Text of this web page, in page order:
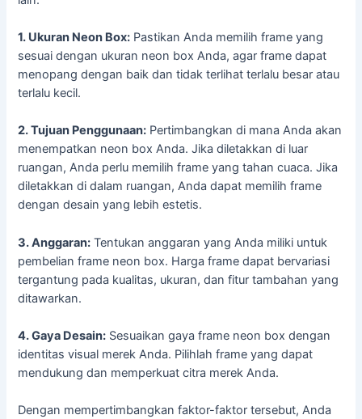
1. Ukuran Neon Box: Pastikan Anda memilih frame yang
sesuai dengan ukuran neon box Anda, agar frame dapat
menopang dengan baik dan tidak terlihat terlalu besar atau
terlalu kecil.
2. Tujuan Penggunaan: Pertimbangkan di mana Anda akan
menempatkan neon box Anda. Jika diletakkan di luar
ruangan, Anda perlu memilih frame yang tahan cuaca. Jika
diletakkan di dalam ruangan, Anda dapat memilih frame
dengan desain yang lebih estetis.
3. Anggaran: Tentukan anggaran yang Anda miliki untuk
pembelian frame neon box. Harga frame dapat bervariasi
tergantung pada kualitas, ukuran, dan fitur tambahan yang
ditawarkan.
4. Gaya Desain: Sesuaikan gaya frame neon box dengan
identitas visual merek Anda. Pilihlah frame yang dapat
mendukung dan memperkuat citra merek Anda.
Dengan mempertimbangkan faktor-faktor tersebut, Anda